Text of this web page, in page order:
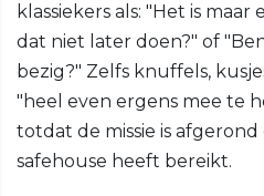
klassiekers als: "Het is
dat niet later doen?" of
bezig?" Zelfs knuffels,
"heel even ergens mee te
totdat de missie is
safehouse heeft bereikt.